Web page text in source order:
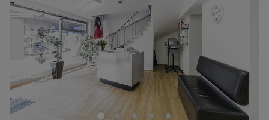
Zurück zur Salonansicht
Freitag
09:30
18:30
Samstag
09:00
Sonntag
Geschlossen
Der mit Bedacht gewählte Name Frisur-Kultur hat
Andreas Schmuhl in Hamburg-Harburg in weit mehr als
zehn Jahren Tätigkeit ausgezeichnet und sich immer
wieder verifiziert. Denn Kultur bedeutet bei Andreas